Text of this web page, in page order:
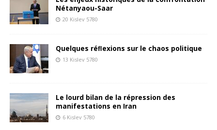
Nétanyaou-Saar
20 Kislev 5780
Quelques réﬂexions sur le chaos politique
13 Kislev 5780
Le lourd bilan de la répression des
manifestations en Iran
6 Kislev 5780